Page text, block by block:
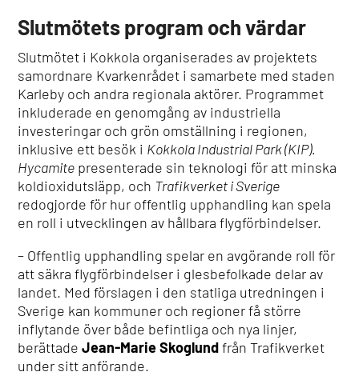
Slutmötets program och värdar
Slutmötet i Kokkola organiserades av projektets
samordnare Kvarkenrådet i samarbete med staden
Karleby och andra regionala aktörer. Programmet
inkluderade en genomgång av industriella
investeringar och grön omställning i regionen,
inklusive ett besök i Kokkola Industrial Park (KIP).
Hycamite presenterade sin teknologi för att minska
koldioxidutsläpp, och Trafikverket i Sverige
redogjorde för hur offentlig upphandling kan spela
en roll i utvecklingen av hållbara flygförbindelser.
– Offentlig upphandling spelar en avgörande roll för
att säkra flygförbindelser i glesbefolkade delar av
landet. Med förslagen i den statliga utredningen i
Sverige kan kommuner och regioner få större
inflytande över både befintliga och nya linjer,
berättadeJean-Marie Skoglundfrån Trafikverket
under sitt anförande.